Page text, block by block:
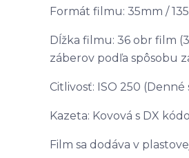
Formát filmu: 35mm / 135
Dĺžka filmu: 36 obr film
záberov podľa spôsobu
Citlivosť: ISO 250
Kazeta: Kovová s DX
Film sa dodáva v